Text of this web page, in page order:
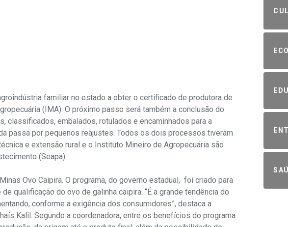
familiar no estado a obter o certificado de produtora de
(IMA). O próximo passo será também a conclusão do
embalados, rotulados e encaminhados para a
passa por pequenos reajustes. Todos os dois processos tiveram
e extensão rural e o Instituto Mineiro de Agropecuária são
(Seapa).
Ovo Caipira. O programa, do governo estadual, foi criado para
qualificação do ovo de galinha caipira. “É a grande tendência do
conforme a exigência dos consumidores”, destaca a
Kalil. Segundo a coordenadora, entre os benefícios do programa